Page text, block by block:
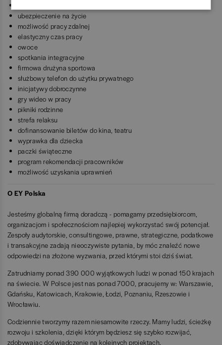
ubezpieczenie na życie
możliwość pracy zdalnej
elastyczny czas pracy
owoce
spotkania integracyjne
firmowa drużyna sportowa
służbowy telefon do użytku prywatnego
inicjatywy dobroczynne
gry wideo w pracy
pikniki rodzinne
strefa relaksu
dofinansowanie biletów do kina, teatru
wyprawka dla dziecka
paczki świąteczne
program rekomendacji pracowników
możliwość uzyskania uprawnień
O EY Polska
Jesteśmy globalną firmą doradczą - pomagamy przedsiębiorcom,
organizacjom i społecznościom najlepiej wykorzystać swój potencjał.
Zespoły audytorskie, consultingowe, prawne, strategiczne, podatkowe
i transakcyjne zadają nieoczywiste pytania, by móc znaleźć nowe
odpowiedzi na złożone wyzwania, przed którymi stoi dziś świat.
Zatrudniamy ponad 390 000 wyjątkowych ludzi w ponad 150 krajach
na świecie. W Polsce jest nas ponad 7000, pracujemy w: Warszawie,
Gdańsku, Katowicach, Krakowie, Łodzi, Poznaniu, Rzeszowie i
Wrocławiu.
Codziennie tworzymy razem niesamowite rzeczy. Mamy ludzi, ścieżkę
rozwoju i szkolenia, dzięki którym będziesz się szybko rozwijać,
zdobywając doświadczenie na kolejnych projektach.